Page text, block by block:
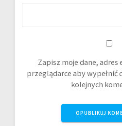
Zapisz moje dane,
przeglądarce aby wypełnić
kolejnych